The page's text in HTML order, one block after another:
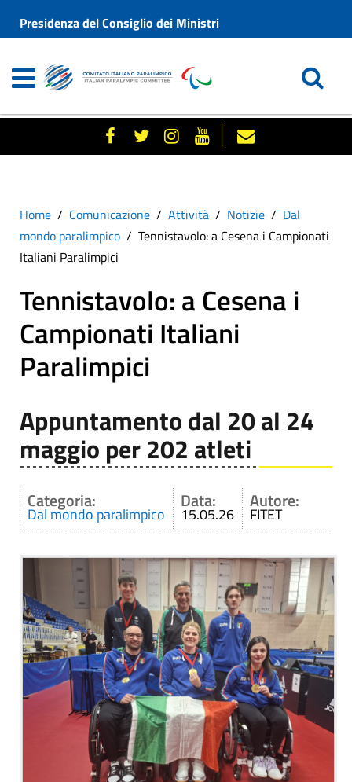
Presidenza del Consiglio dei Ministri
Home Comunicazione Attività Notizie
Dal
mondo paralimpico
Tennistavolo: a Cesena i Campionati
Italiani Paralimpici
Tennistavolo: a Cesena i
Campionati Italiani
Paralimpici
Appuntamento dal 20 al 24
maggio per 202 atleti
Categoria:
Dal mondo paralimpico
Data:
15.05.26
Autore:
FITET